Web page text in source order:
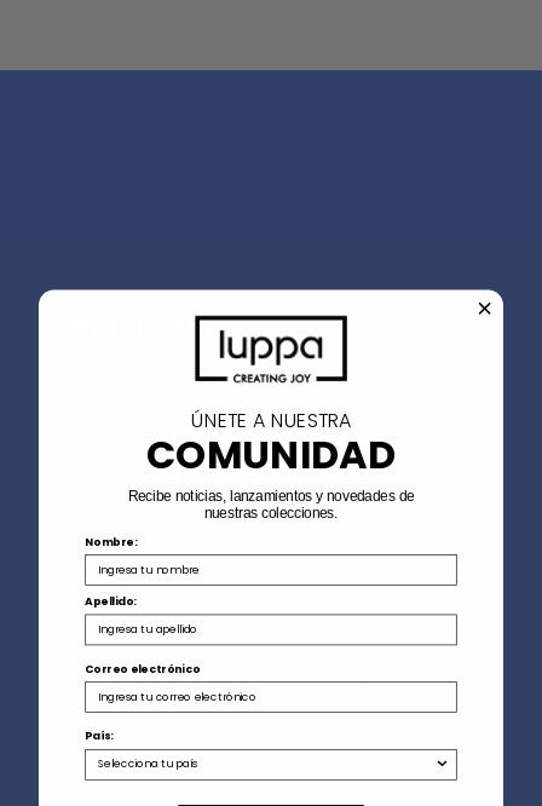
Hablemos
Si estás interesado en
saber más, no dudes en
contactarnos.
Desarrollamos productos y
contenidos únicos para distintas
industrias.
Originalidad | Afición | Diversión
| Emoción
ÚNETE A NUESTRA
COMUNIDAD
Recibe noticias, lanzamientos y novedades de
nuestras colecciones.
Nombre:
Apellido:
Correo electrónico
País: